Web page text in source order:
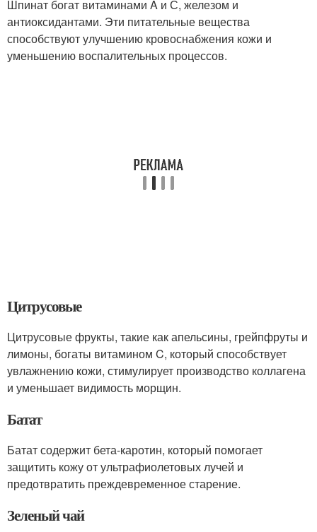
Шпинат богат витаминами A и С, железом и
антиоксидантами. Эти питательные вещества
способствуют улучшению кровоснабжения кожи и
уменьшению воспалительных процессов.
Цитрусовые
Цитрусовые фрукты, такие как апельсины, грейпфруты и
лимоны, богаты витамином C, который способствует
увлажнению кожи, стимулирует производство коллагена
и уменьшает видимость морщин.
Батат
Батат содержит бета-каротин, который помогает
защитить кожу от ультрафиолетовых лучей и
предотвратить преждевременное старение.
Зеленый чай